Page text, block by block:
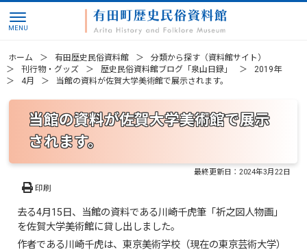
ホーム 有田歴史民俗資料館
分類から探す（資料館サイト）
刊行物・グッズ
歴史民俗資料館ブログ「泉山日録」
2019年
4月
当館の資料が佐賀大学美術館で展示されます。
当館の資料が佐賀大学美術館で展示
されます。
最終更新日：2024年3月22日
印刷
去る4月15日、当館の資料である川崎千虎筆「祈之図人物画」
を佐賀大学美術館に貸し出しました。
作者である川崎千虎は、東京美術学校（現在の東京芸術大学）